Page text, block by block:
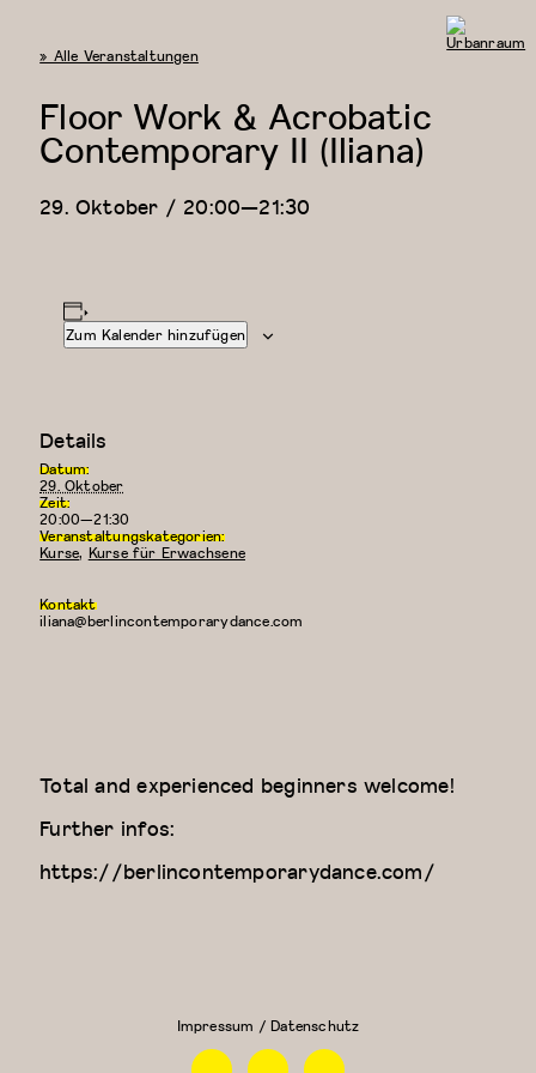
« Alle Veranstaltungen
Floor Work & Acrobatic
Contemporary II (Iliana)
29. Oktober / 20:00—21:30
Total and experienced beginners welcome!
Further infos:
https://berlincontemporarydance.com/
Zum Kalender hinzufügen
Details
Datum:
29. Oktober
Zeit:
20:00—21:30
Veranstaltungskategorien:
Kurse, Kurse für Erwachsene
Kontakt
iliana@berlincontemporarydance.com
Impressum / Datenschutz
FacebookInstagramLinkedin